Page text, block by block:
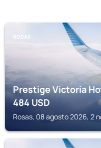
ROSAS
Prestige Victoria
484USD
Rosas, 08 agosto 2026, 2